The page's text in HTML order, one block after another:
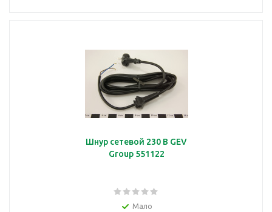
Шнур сетевой 230 В GEV
Group 551122
Мало